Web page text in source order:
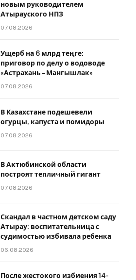
новым руководителем
Атырауского НПЗ
07.08.2026
Ущерб на 6 млрд теңге:
приговор по делу о водоводе
«Астрахань – Мангышлак»
07.08.2026
В Казахстане подешевели
огурцы, капуста и помидоры
07.08.2026
В Актюбинской области
построят тепличный гигант
07.08.2026
Скандал в частном детском саду
Атырау: воспитательница с
судимостью избивала ребенка
06.08.2026
После жестокого избиения 14-